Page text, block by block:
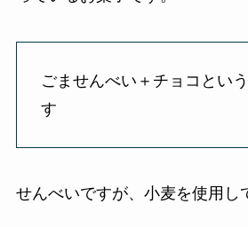
ごませんべい＋チョコとい
す
せんべいですが、小麦を使用し